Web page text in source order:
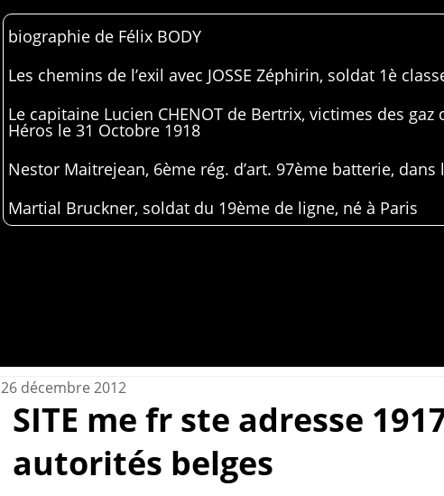
biographie de Félix BODY
Les chemins de l’exil avec JOSSE Zéphirin, soldat 1è
Le capitaine Lucien CHENOT de Bertrix, victimes des gaz
Héros le 31 Octobre 1918
Nestor Maitrejean, 6ème rég. d’art. 97ème batterie, dans
Martial Bruckner, soldat du 19ème de ligne, né à Paris
26 décembre 2012
SITE me fr ste adresse
autorités belges